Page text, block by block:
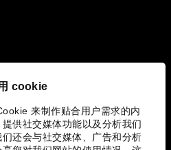
cookie
来制作贴合用户需求的内
供社交媒体功能以及分析我们
们还会与社交媒体、广告和分析